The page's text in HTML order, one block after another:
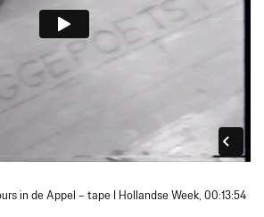
in de Appel – tape I Hollandse Week, 00:13:54